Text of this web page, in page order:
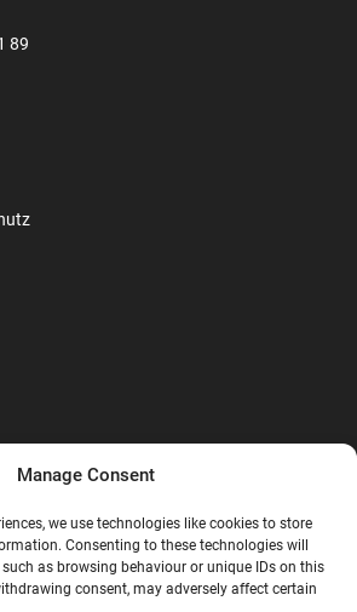
Manage Consent
we use technologies like cookies to store
Consenting to these technologies will
as browsing behaviour or unique IDs on this
consent, may adversely affect certain
89